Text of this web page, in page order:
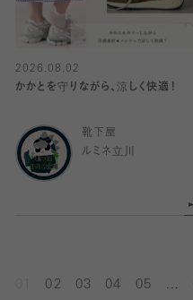
2026.08.02
かかとを守りながら、涼しく快適！
靴下屋
ルミネ立川
02 03 04 05